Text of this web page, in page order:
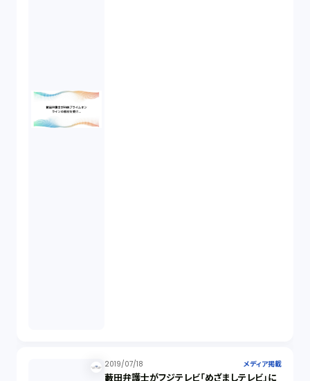
2019/07/18 メディア掲載
藪田弁護士がフジテレビ「めざましテレビ」に